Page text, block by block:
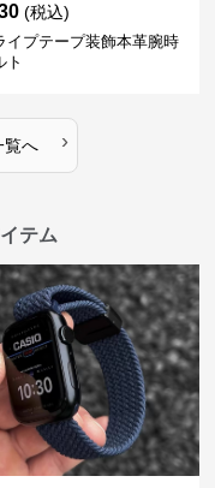
(税込)
イプテープ装飾本革腕時
ト
覧へ ›
テム